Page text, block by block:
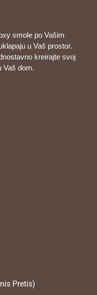
smole po Vašim
u Vaš prostor.
kreirajte svoj
Vaš dom.
Pretis)